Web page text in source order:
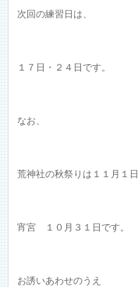
次回の練習日は、
１７日・２４日です。
なお、
荒神社の秋祭りは１１月１日
宵宮 １０月３１日です。
お誘いあわせのうえ